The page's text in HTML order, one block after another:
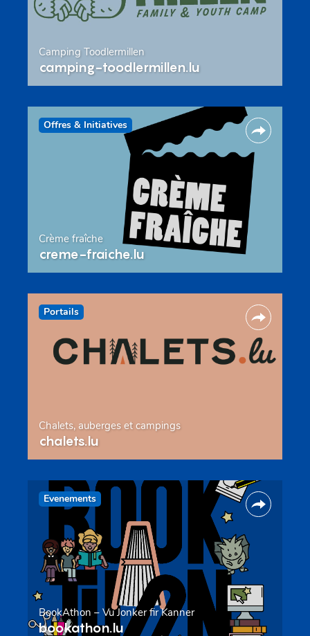
Camping Toodlermillen
camping-toodlermillen.lu
Offres & Initiatives
Crème fraîche
creme-fraiche.lu
Portails
Chalets, auberges et campings
chalets.lu
Evenements
BookAthon – Vu Jonker fir Kanner
bookathon.lu